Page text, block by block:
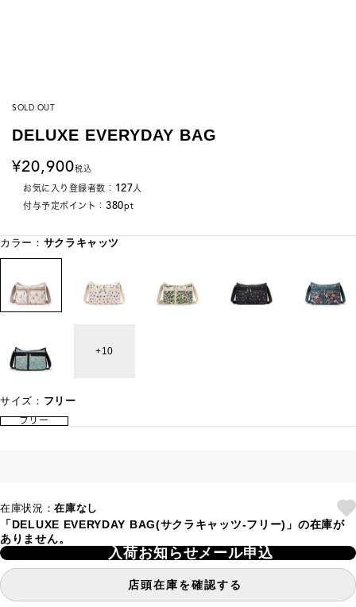
SOLD OUT
DELUXE EVERYDAY BAG
20,900税込
お気に入り登録者数： 127人
付与予定ポイント： 380pt
カラー： サクラキャッツ
10
サイズ： フリー
フリー
在庫状況：在庫なし
「DELUXE EVERYDAY BAG(サクラキャッツ-フリー)」の在庫が
ありません。
入荷お知らせメール申込
店頭在庫を確認する